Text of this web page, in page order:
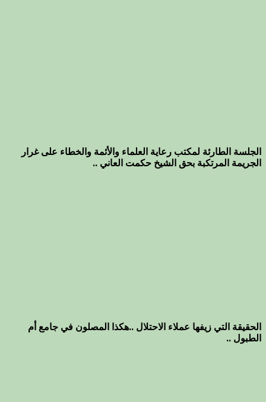
الجلسة الطارئة لمكتب رعاية العلماء والأئمة والخطاء على غرار
الجريمة المرتكبة بحق الشيخ حكمت العاني ..
الحقيقة التي زيفها عملاء الاحتلال ..هكذا المصلون في جامع أم
الطبول ..